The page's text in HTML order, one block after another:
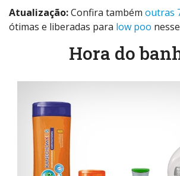
Atualização:Confira também outras
ótimas e liberadas para low poo nesse
Hora do